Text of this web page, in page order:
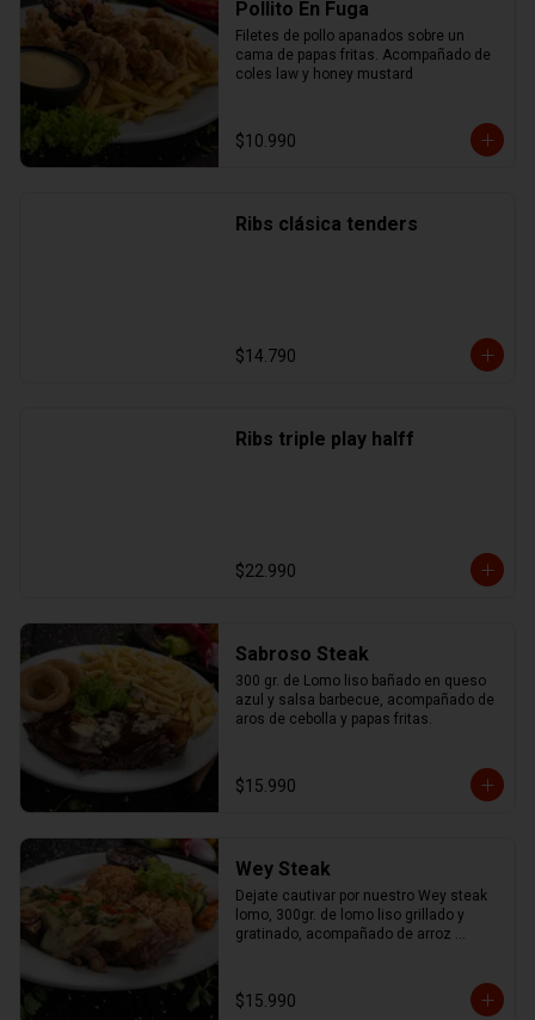
Pollito En Fuga
Filetes de pollo apanados sobre un
cama de papas fritas. Acompañado de
coles law y honey mustard
$10.990
Ribs clásica tenders
$14.790
Ribs triple play halff
$22.990
Sabroso Steak
300 gr. de Lomo liso bañado en queso
azul y salsa barbecue, acompañado de
aros de cebolla y papas fritas.
$15.990
Wey Steak
Dejate cautivar por nuestro Wey steak
lomo, 300gr. de lomo liso grillado y
gratinado, acompañado de arroz
$15.990